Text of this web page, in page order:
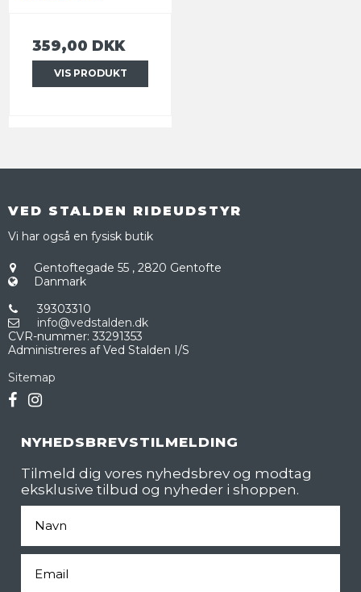
359,00 DKK
VIS PRODUKT
VED STALDEN RIDEUDSTYR
Vi har også en fysisk butik
Gentoftegade 55 , 2820 Gentofte
Danmark
39303310
info@vedstalden.dk
CVR-nummer: 33291353
Administreres af Ved Stalden I/S
Sitemap
NYHEDSBREVSTILMELDING
Tilmeld dig vores nyhedsbrev og modtag
eksklusive tilbud og nyheder i shoppen.